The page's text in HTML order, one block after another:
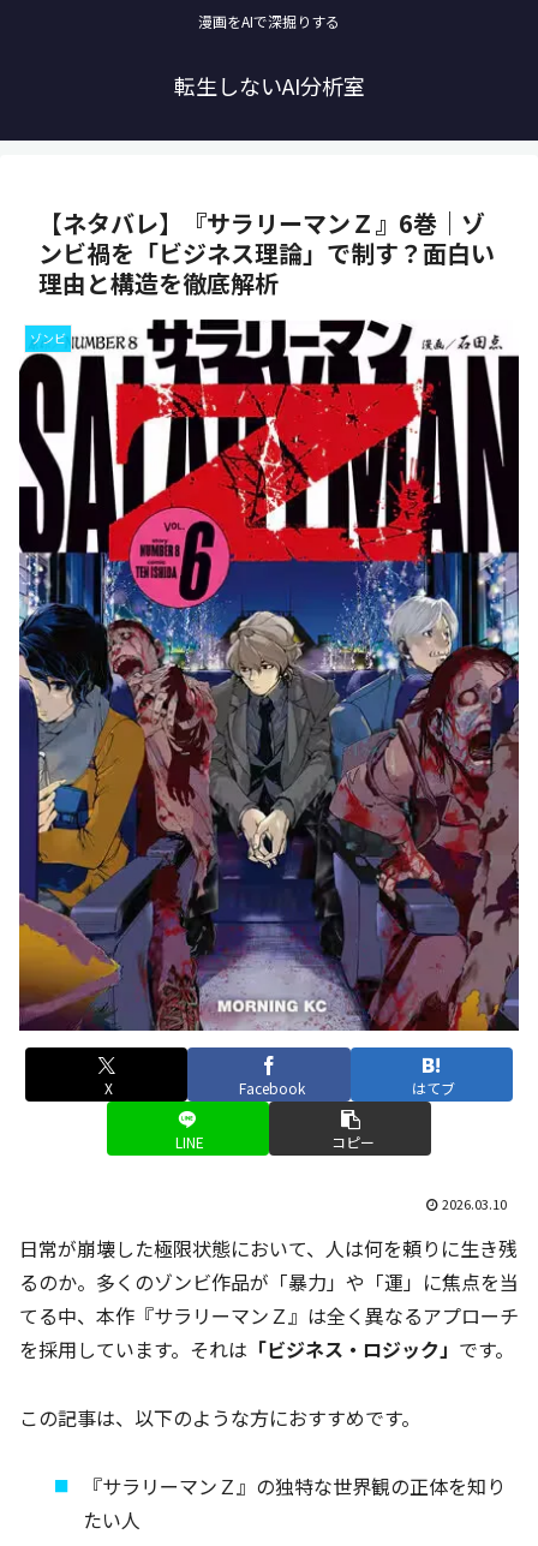
漫画をAIで深掘りする
転生しないAI分析室
【ネタバレ】『サラリーマンＺ』6巻｜ゾ
ンビ禍を「ビジネス理論」で制す？面白い
理由と構造を徹底解析
ゾンビ
X Facebook はてブ
LINE コピー
2026.03.10
日常が崩壊した極限状態において、人は何を頼りに生き残
るのか。多くのゾンビ作品が「暴力」や「運」に焦点を当
てる中、本作『サラリーマンＺ』は全く異なるアプローチ
を採用しています。それは 「ビジネス・ロジック」 です。
この記事は、以下のような方におすすめです。
『サラリーマンＺ』の独特な世界観の正体を知り
たい人